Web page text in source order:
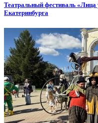
​Театральный фестиваль «Лица
Екатеринбурга